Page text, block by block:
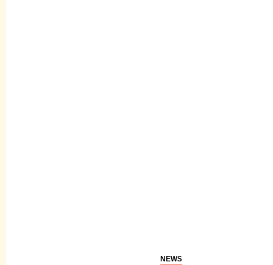
NEWS